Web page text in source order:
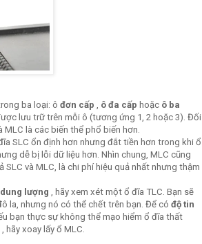
ba loại: ô đơn cấp ô đa cấp hoặc ô ba
lưu trữ trên mỗi ô (tương ứng 1, 2 hoặc 3). Đối
là các biến thể phổ biến hơn.
SLC ổn định hơn nhưng đắt tiền hơn trong khi ổ
dễ bị lỗi dữ liệu hơn. Nhìn chung, MLC cũng
và MLC, là chi phí hiệu quả nhất nhưng thậm
dung lượng , hãy xem xét một ổ đĩa TLC. Bạn sẽ
la, nhưng nó có thể chết trên bạn. Để có độ tin
bạn thực sự không thể mạo hiểm ổ đĩa thất
, hãy xoay lấy ổ MLC.